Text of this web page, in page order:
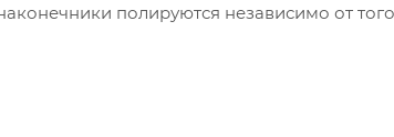
полируются независимо от